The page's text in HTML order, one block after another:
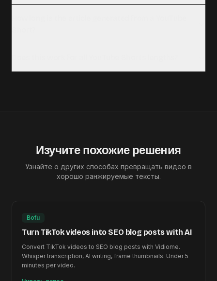
Изучите похожие решения
Узнайте о других способах превращать видео в
хорошо ранжируемые тексты.
Bofu
Turn TikTok videos into SEO blog posts with AI
Convert TikTok videos to SEO blog posts with Vidiome.
Whisper transcription, AI writing, frame thumbnails. Under 5
minutes per video.